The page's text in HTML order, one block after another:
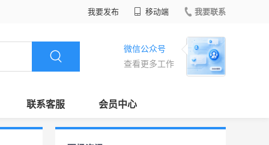
我要发布 移动端 我要联系
微信公众号
查看更多工作
联系客服 会员中心